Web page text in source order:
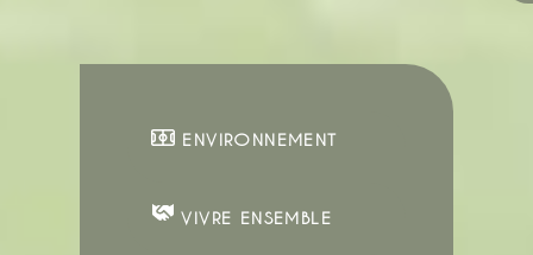
ENVIRONNEMENT
VIVRE ENSEMBLE